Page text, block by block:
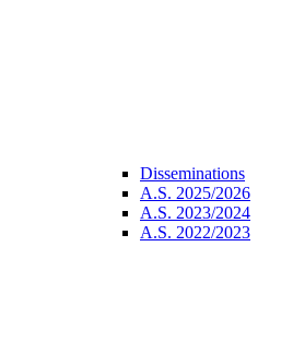
Disseminations
A.S. 2025/2026
A.S. 2023/2024
A.S. 2022/2023